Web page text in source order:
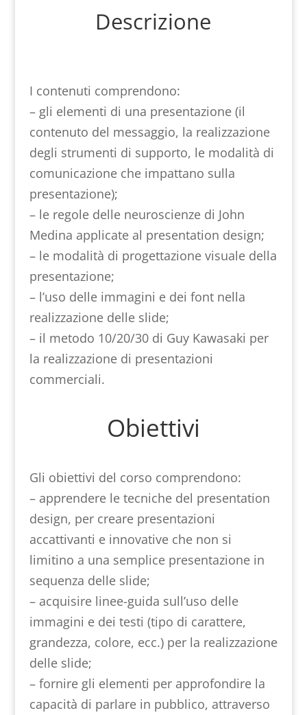
Descrizione
I contenuti comprendono:
– gli elementi di una presentazione (il
contenuto del messaggio, la realizzazione
degli strumenti di supporto, le modalità di
comunicazione che impattano sulla
presentazione);
– le regole delle neuroscienze di John
Medina applicate al presentation design;
– le modalità di progettazione visuale della
presentazione;
– l’uso delle immagini e dei font nella
realizzazione delle slide;
– il metodo 10/20/30 di Guy Kawasaki per
la realizzazione di presentazioni
commerciali.
Obiettivi
Gli obiettivi del corso comprendono:
– apprendere le tecniche del presentation
design, per creare presentazioni
accattivanti e innovative che non si
limitino a una semplice presentazione in
sequenza delle slide;
– acquisire linee-guida sull’uso delle
immagini e dei testi (tipo di carattere,
grandezza, colore, ecc.) per la realizzazione
delle slide;
– fornire gli elementi per approfondire la
capacità di parlare in pubblico, attraverso